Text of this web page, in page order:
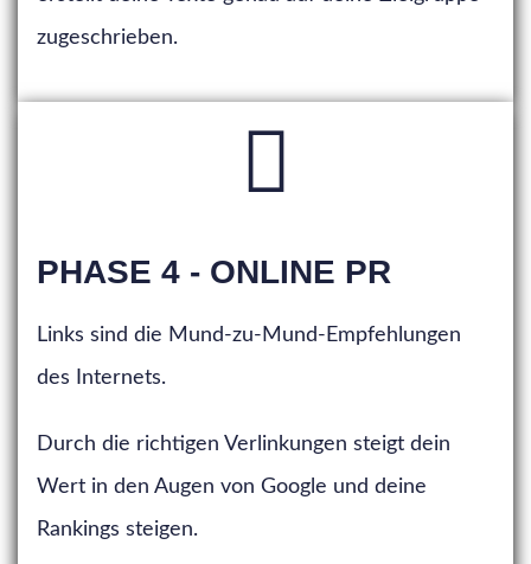
zugeschrieben.
PHASE 4 - ONLINE PR
Links sind die Mund-zu-Mund-Empfehlungen
des Internets.
Durch die richtigen Verlinkungen steigt dein
Wert in den Augen von Google und deine
Rankings steigen.